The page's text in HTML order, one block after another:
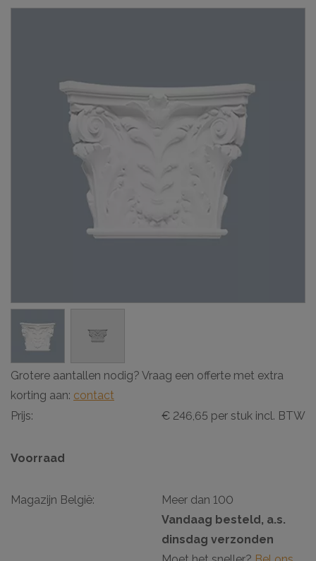
Grotere aantallen nodig? Vraag een offerte met extra
korting aan: contact
Prijs:
€ 246,65 per stuk incl. BTW
Voorraad
Magazijn België:
Meer dan 100
Vandaag besteld, a.s.
dinsdag verzonden